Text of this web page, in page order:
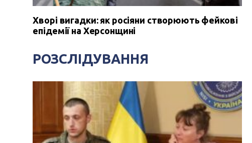
Хворі вигадки: як росіяни створюють фейкові
епідемії на Херсонщині
РОЗСЛІДУВАННЯ